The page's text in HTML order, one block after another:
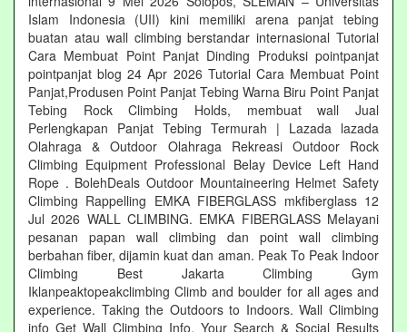
Islam Indonesia (UII) kini memiliki arena panjat tebing
buatan atau wall climbing berstandar internasional Tutorial
Cara Membuat Point Panjat Dinding Produksi pointpanjat
pointpanjat blog 24 Apr 2026 Tutorial Cara Membuat Point
Panjat,Produsen Point Panjat Tebing Warna Biru Point Panjat
Tebing Rock Climbing Holds, membuat wall Jual
Perlengkapan Panjat Tebing Termurah | Lazada lazada
Olahraga & Outdoor Olahraga Rekreasi Outdoor Rock
Climbing Equipment Professional Belay Device Left Hand
Rope . BolehDeals Outdoor Mountaineering Helmet Safety
Climbing Rappelling EMKA FIBERGLASS mkfiberglass 12
Jul 2026 WALL CLIMBING. EMKA FIBERGLASS Melayani
pesanan papan wall climbing dan point wall climbing
berbahan fiber, dijamin kuat dan aman. Peak To Peak Indoor
Climbing Best Jakarta Climbing Gym‎
Iklanpeaktopeakclimbing Climb and boulder for all ages and
experience. Taking the Outdoors to Indoors. Wall Climbing‎
info Get Wall Climbing Info. Your Search & Social Results